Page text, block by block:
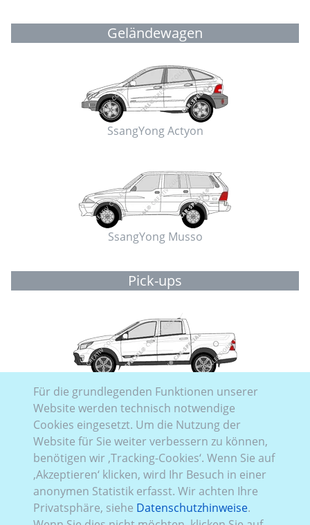
Geländewagen
SsangYong Actyon
SsangYong Musso
Pick-ups
SsangYong Actyon
SsangYong Musso
Für die grundlegenden Funktionen unserer
Website werden technisch notwendige
Cookies eingesetzt. Um die Nutzung der
Website für Sie weiter verbessern zu können,
benötigen wir ‚Tracking-Cookies‘. Wenn Sie auf
‚Akzeptieren‘ klicken, wird Ihr Besuch in einer
anonymen Statistik erfasst. Wir achten Ihre
Privatsphäre, siehe Datenschutzhinweise.